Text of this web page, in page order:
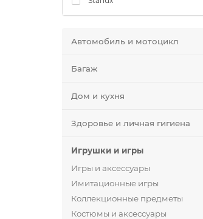
Автомобиль и мотоцикл
Багаж
Дом и кухня
Здоровье и личная гигиена
Игрушки и игры
Игры и аксессуары
Имитационные игры
Коллекционные предметы
Костюмы и аксессуары